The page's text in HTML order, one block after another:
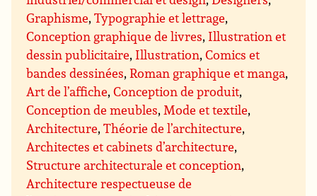
Graphisme,Typographie et lettrage,
Conception graphique de livres, Illustration et
dessin publicitaire, Illustration,Comics et
bandes dessinées,Roman graphique et manga,
Art de l’affiche,Conception de produit,
Conception de meubles,Mode et textile,
Architecture,Théorie de l’architecture,
Architectes et cabinets d’architecture,
Structure architecturale et conception,
Architecture respectueuse de